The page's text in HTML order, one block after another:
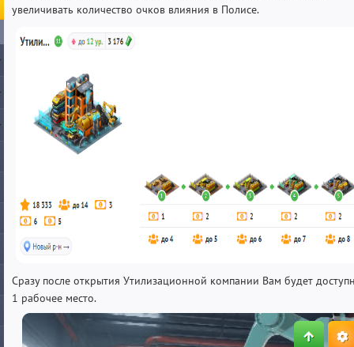
увеличивать количество очков влияния в Полисе.
Сразу после открытия Утилизационной компании Вам будет
1 рабочее место.